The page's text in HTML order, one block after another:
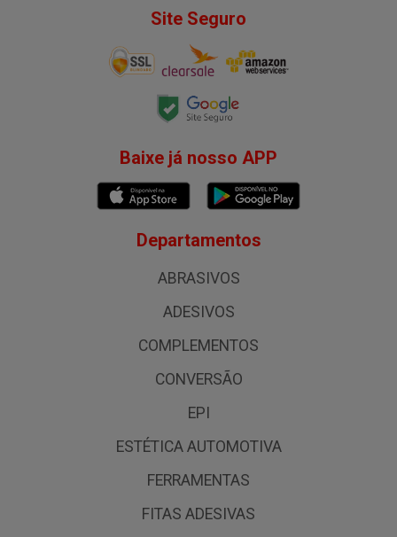
Site Seguro
Baixe já nosso APP
Departamentos
ABRASIVOS
ADESIVOS
COMPLEMENTOS
CONVERSÃO
EPI
ESTÉTICA AUTOMOTIVA
FERRAMENTAS
FITAS ADESIVAS